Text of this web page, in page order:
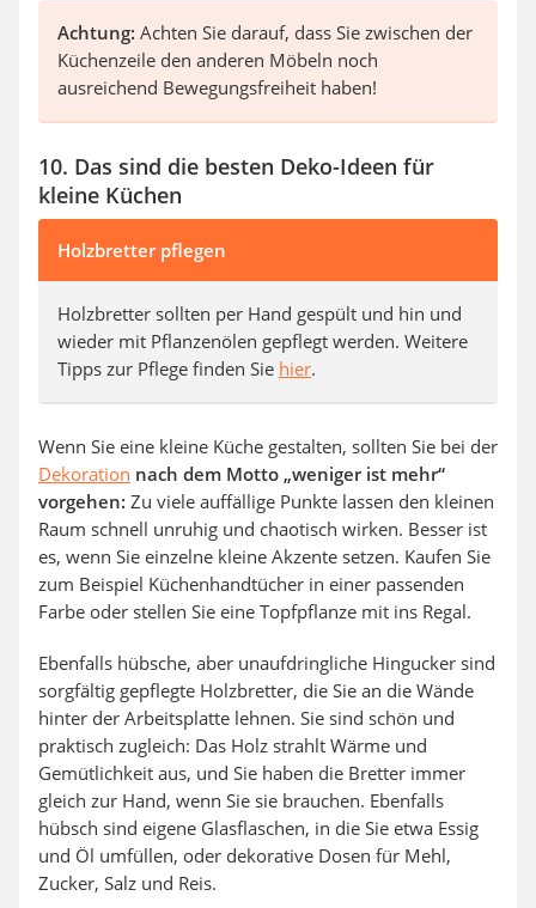
Achtung: Achten Sie darauf, dass Sie zwischen der
Küchenzeile den anderen Möbeln noch
ausreichend Bewegungsfreiheit haben!
10. Das sind die besten Deko-Ideen für
kleine Küchen
Holzbretter pflegen
Holzbretter sollten per Hand gespült und hin und
wieder mit Pflanzenölen gepflegt werden. Weitere
Tipps zur Pflege finden Sie hier.
Wenn Sie eine kleine Küche gestalten, sollten Sie bei der
Dekoration nach dem Motto „weniger ist mehr“
vorgehen: Zu viele auffällige Punkte lassen den kleinen
Raum schnell unruhig und chaotisch wirken. Besser ist
es, wenn Sie einzelne kleine Akzente setzen. Kaufen Sie
zum Beispiel Küchenhandtücher in einer passenden
Farbe oder stellen Sie eine Topfpflanze mit ins Regal.
Ebenfalls hübsche, aber unaufdringliche Hingucker sind
sorgfältig gepflegte Holzbretter, die Sie an die Wände
hinter der Arbeitsplatte lehnen. Sie sind schön und
praktisch zugleich: Das Holz strahlt Wärme und
Gemütlichkeit aus, und Sie haben die Bretter immer
gleich zur Hand, wenn Sie sie brauchen. Ebenfalls
hübsch sind eigene Glasflaschen, in die Sie etwa Essig
und Öl umfüllen, oder dekorative Dosen für Mehl,
Zucker, Salz und Reis.